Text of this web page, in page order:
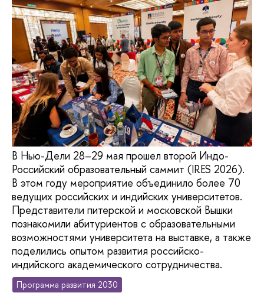
В Нью-Дели 28–29 мая прошел второй Индо-
Российский образовательный саммит (IRES 2026).
В этом году мероприятие объединило более 70
ведущих российских и индийских университетов.
Представители питерской и московской Вышки
познакомили абитуриентов с образовательными
возможностями университета на выставке, а также
поделились опытом развития российско-
индийского академического сотрудничества.
Программа развития 2030